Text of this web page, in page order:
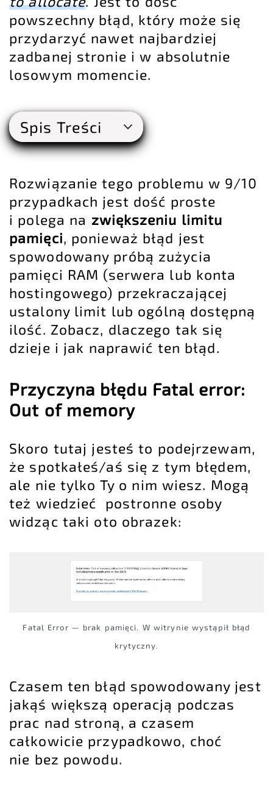
powszechny błąd, który może się
przydarzyć nawet najbardziej
zadbanej stronie i w absolutnie
losowym momencie.
Spis Treści
Rozwiązanie tego problemu w 9/10
przypadkach jest dość proste
i polega na zwiększeniu limitu
pamięci, ponieważ błąd jest
spowodowany próbą zużycia
pamięci RAM (serwera lub konta
hostingowego) przekraczającej
ustalony limit lub ogólną dostępną
ilość. Zobacz, dlaczego tak się
dzieje i jak naprawić ten błąd.
Przyczyna błędu Fatal error:
Out of memory
Skoro tutaj jesteś to podejrzewam,
że spotkałeś/aś się z tym błędem,
ale nie tylko Ty o nim wiesz. Mogą
też wiedzieć postronne osoby
widząc taki oto obrazek:
Fatal Error — brak pamięci. W witrynie wystąpił błąd
krytyczny.
Czasem ten błąd spowodowany jest
jakąś większą operacją podczas
prac nad stroną, a czasem
całkowicie przypadkowo, choć
nie bez powodu.